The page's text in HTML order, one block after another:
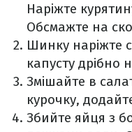
Наріжте
Обсмажте на
Шинку наріжте
капусту дрібно
Змішайте в
курочку,
Збийте яйця з